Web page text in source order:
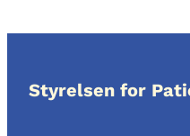
Styrelsen for